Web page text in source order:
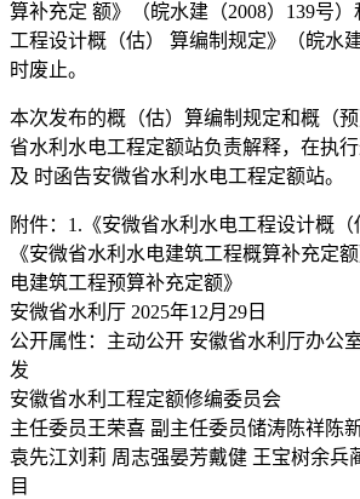
算补充定 额》（皖水建（2008）139号
工程设计概（估） 算编制规定》（皖水
时废止。
本次发布的概（估）算编制规定和概（
省水利水电工程定额站负责解释，在执
及 时函告安微省水利水电工程定额站。
附件：1.《安微省水利水电工程设计概
《安微省水利水电建筑工程概算补充定
电建筑工程预算补充定额》
安微省水利厅 2025年12月29日
公开属性：主动公开 安徽省水利厅办公
发
安徽省水利工程定额修编委员会
主任委员王荣喜 副主任委员储涛陈祥陈
袁先江刘莉 周志强晏芳戴健 王宝树余兵
目